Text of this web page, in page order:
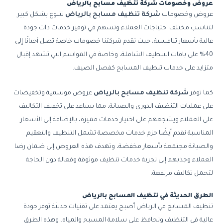
عروض وخصومات شركة تنظيف مسابح بالرياض
عروض وخصومات شركة تنظيف مسابح بالرياض تتنوع بشكل كبير
لتناسب مختلف احتياجات العملاء وتسهم في توفير خدمات ذات جودة
عالية بأسعار تنافسية، حيث تقدم شركتنا خصومات خاصة تصل أحيانًا إلى
40% على باقات التنظيف الشاملة، وخاصة في المواسم التي تشهد إقبال
متزايد على خدمات تنظيف المسابح كفصل الصيف.
كما توفرشركة تنظيف مسابح بالرياض عروض موسمية وتخفيضات
على عمليات التنظيف الدوري والصيانة، مما يساعد على تخفيف التكاليف
على العملاء ويشجعهم على اختيار خدمات مميزة، بالإضافة إلى الأسعار
المناسبة نقدم أيضًا حزم خدمات مخصصة تشمل التنظيف والتعقيم
والصيانة مجتمعة بأسعار مخفضة، وتهدف هذه العروض إلى ضمان رضا
العملاء وجذبهم إلى تجربة خدمات تنظيف موثوقة وفعالة دون الحاجة
لتحمل تكاليف مرتفعة.
الطرق الحديثة في تنظيف المسابح بالرياض
تنظيف المسابح في الرياض أصبح يعتمد على تقنيات حديثة توفر جودة
عالية في التنظيف وتحافظ على سلامة المسبح والمياه، وهذه الطرق